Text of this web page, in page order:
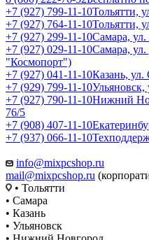
+7 (927) 799-11-10Тольятти,
+7 (927) 764-11-10Тольятти,
+7 (927) 299-11-10Самара,
+7 (927) 029-11-10Самара,
"Космопорт")
+7 (927) 041-11-10Казань, ул.
+7 (929) 799-11-10
+7 (927) 790-11-10Нижний
76/5
+7 (908) 407-11-10
+7 (937) 066-11-10
info@mixpcshop.ru
mail@mixpcshop.ru
• Тольятти
• Самара
• Казань
• Ульяновск